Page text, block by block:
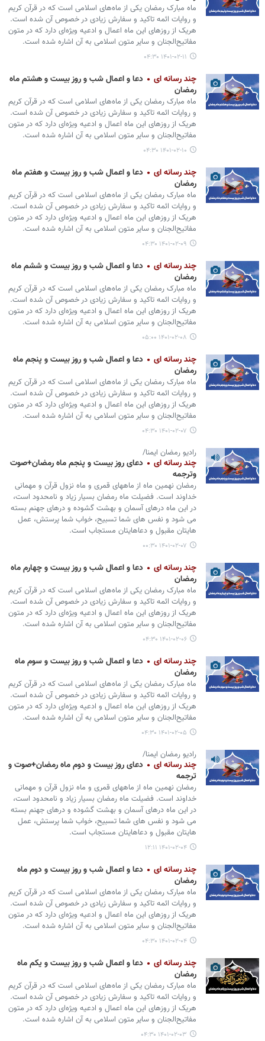
ماه مبارک رمضان یکی از ماه‌های اسلامی است که در قرآن کریم
و روایات ائمه تاکید و سفارش زیادی در خصوص آن شده است.
هریک از روزهای این ماه اعمال و ادعیه ویژه‌ای دارد که در متون
مفاتیح‌الجنان و سایر متون اسلامی به آن اشاره شده است.
۱۴۰۱-۰۲-۱۱ ۰۴:۳۰
چند رسانه ای
دعا و اعمال شب و روز بیست و هشتم ماه
رمضان
ماه مبارک رمضان یکی از ماه‌های اسلامی است که در قرآن کریم
و روایات ائمه تاکید و سفارش زیادی در خصوص آن شده است.
هریک از روزهای این ماه اعمال و ادعیه ویژه‌ای دارد که در متون
مفاتیح‌الجنان و سایر متون اسلامی به آن اشاره شده است.
۱۴۰۱-۰۲-۱۰ ۰۴:۳۰
چند رسانه ای
دعا و اعمال شب و روز بیست و هفتم ماه
رمضان
ماه مبارک رمضان یکی از ماه‌های اسلامی است که در قرآن کریم
و روایات ائمه تاکید و سفارش زیادی در خصوص آن شده است.
هریک از روزهای این ماه اعمال و ادعیه ویژه‌ای دارد که در متون
مفاتیح‌الجنان و سایر متون اسلامی به آن اشاره شده است.
۱۴۰۱-۰۲-۰۹ ۰۴:۳۰
چند رسانه ای
دعا و اعمال شب و روز بیست و ششم ماه
رمضان
ماه مبارک رمضان یکی از ماه‌های اسلامی است که در قرآن کریم
و روایات ائمه تاکید و سفارش زیادی در خصوص آن شده است.
هریک از روزهای این ماه اعمال و ادعیه ویژه‌ای دارد که در متون
مفاتیح‌الجنان و سایر متون اسلامی به آن اشاره شده است.
۱۴۰۱-۰۲-۰۸ ۰۵:۰۰
چند رسانه ای
دعا و اعمال شب و روز بیست و پنجم ماه
رمضان
ماه مبارک رمضان یکی از ماه‌های اسلامی است که در قرآن کریم
و روایات ائمه تاکید و سفارش زیادی در خصوص آن شده است.
هریک از روزهای این ماه اعمال و ادعیه ویژه‌ای دارد که در متون
مفاتیح‌الجنان و سایر متون اسلامی به آن اشاره شده است.
۱۴۰۱-۰۲-۰۷ ۰۴:۳۰
رادیو رمضان ایمنا/
چند رسانه ای
دعای روز بیست و پنجم ماه رمضان+صوت
وترجمه
رمضان نهمین ماه از ماههای قمری و ماه نزول قرآن و مهمانی
خداوند است. فضیلت ماه رمضان بسیار زیاد و نامحدود است،
در این ماه درهای آسمان و بهشت گشوده و درهای جهنم بسته
می شود و نفس های شما تسبیح، خواب شما پرستش، عمل
هایتان مقبول و دعاهایتان مستجاب است.
۱۴۰۱-۰۲-۰۷ ۰۰:۳۰
چند رسانه ای
دعا و اعمال شب و روز بیست و چهارم ماه
رمضان
ماه مبارک رمضان یکی از ماه‌های اسلامی است که در قرآن کریم
و روایات ائمه تاکید و سفارش زیادی در خصوص آن شده است.
هریک از روزهای این ماه اعمال و ادعیه ویژه‌ای دارد که در متون
مفاتیح‌الجنان و سایر متون اسلامی به آن اشاره شده است.
۱۴۰۱-۰۲-۰۶ ۰۴:۳۰
چند رسانه ای
دعا و اعمال شب و روز بیست و سوم ماه
رمضان
ماه مبارک رمضان یکی از ماه‌های اسلامی است که در قرآن کریم
و روایات ائمه تاکید و سفارش زیادی در خصوص آن شده است.
هریک از روزهای این ماه اعمال و ادعیه ویژه‌ای دارد که در متون
مفاتیح‌الجنان و سایر متون اسلامی به آن اشاره شده است.
۱۴۰۱-۰۲-۰۵ ۰۴:۳۰
رادیو رمضان ایمنا/
چند رسانه ای
دعای روز بیست و دوم ماه رمضان+صوت و
ترجمه
رمضان نهمین ماه از ماههای قمری و ماه نزول قرآن و مهمانی
خداوند است. فضیلت ماه رمضان بسیار زیاد و نامحدود است،
در این ماه درهای آسمان و بهشت گشوده و درهای جهنم بسته
می شود و نفس های شما تسبیح، خواب شما پرستش، عمل
هایتان مقبول و دعاهایتان مستجاب است.
۱۴۰۱-۰۲-۰۴ ۱۲:۱۱
چند رسانه ای
دعا و اعمال شب و روز بیست و دوم ماه
رمضان
ماه مبارک رمضان یکی از ماه‌های اسلامی است که در قرآن کریم
و روایات ائمه تاکید و سفارش زیادی در خصوص آن شده است.
هریک از روزهای این ماه اعمال و ادعیه ویژه‌ای دارد که در متون
مفاتیح‌الجنان و سایر متون اسلامی به آن اشاره شده است.
۱۴۰۱-۰۲-۰۴ ۰۴:۳۰
چند رسانه ای
دعا و اعمال شب و روز بیست و یکم ماه
رمضان
ماه مبارک رمضان یکی از ماه‌های اسلامی است که در قرآن کریم
و روایات ائمه تاکید و سفارش زیادی در خصوص آن شده است.
هریک از روزهای این ماه اعمال و ادعیه ویژه‌ای دارد که در متون
مفاتیح‌الجنان و سایر متون اسلامی به آن اشاره شده است.
۱۴۰۱-۰۲-۰۳ ۰۴:۳۰